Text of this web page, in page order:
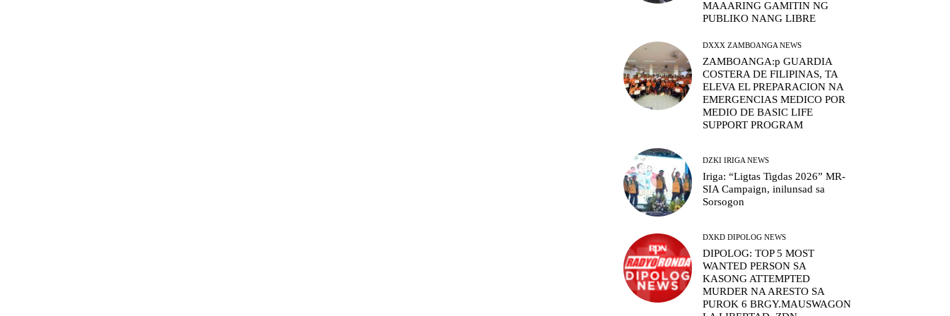
MAAARING GAMITIN NG
PUBLIKO NANG LIBRE
DXXX ZAMBOANGA NEWS
ZAMBOANGA:p GUARDIA
COSTERA DE FILIPINAS, TA
ELEVA EL PREPARACION NA
EMERGENCIAS MEDICO POR
MEDIO DE BASIC LIFE
SUPPORT PROGRAM
DZKI IRIGA NEWS
Iriga: “Ligtas Tigdas 2026” MR-
SIA Campaign, inilunsad sa
Sorsogon
DXKD DIPOLOG NEWS
DIPOLOG: TOP 5 MOST
WANTED PERSON SA
KASONG ATTEMPTED
MURDER NA ARESTO SA
PUROK 6 BRGY.MAUSWAGON